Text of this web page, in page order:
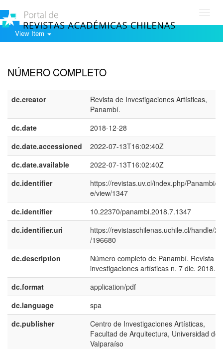
View Item
NÚMERO COMPLETO
dc.creator
Revista de Investigaciones Artísticas,
Panambí.
dc.date
2018-12-28
dc.date.accessioned
2022-07-13T16:02:40Z
dc.date.available
2022-07-13T16:02:40Z
dc.identifier
https://revistas.uv.cl/index.php/Panambi/
e/view/1347
dc.identifier
10.22370/panambi.2018.7.1347
dc.identifier.uri
https://revistaschilenas.uchile.cl/handle/
/196680
dc.description
Número completo de Panambí. Revista
investigaciones artísticas n. 7 dic. 2018.
dc.format
application/pdf
dc.language
spa
dc.publisher
Centro de Investigaciones Artísticas,
Facultad de Arquitectura, Universidad de
Valparaíso